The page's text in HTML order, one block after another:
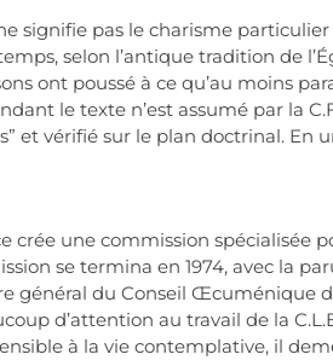
signifie pas le charisme
selon l’antique tradition de
ont poussé à ce qu’au moins
le texte n’est assumé par la
et vérifié sur le plan doctrinal. En
crée une commission spécialisée
se termina en 1974, avec la
général du Conseil Œcuménique
d’attention au travail de la
à la vie contemplative, il